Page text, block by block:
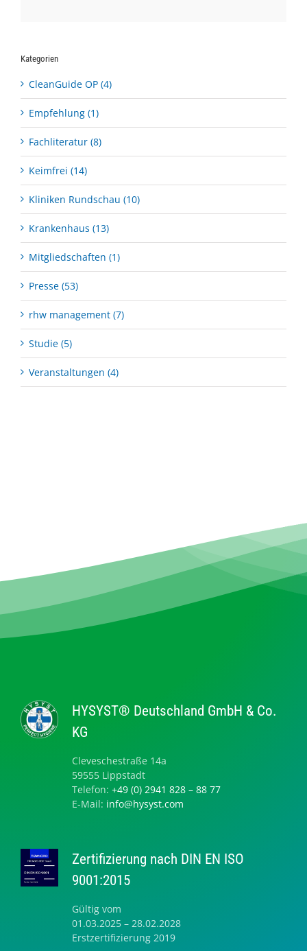
Kategorien
CleanGuide OP (4)
Empfehlung (1)
Fachliteratur (8)
Keimfrei (14)
Kliniken Rundschau (10)
Krankenhaus (13)
Mitgliedschaften (1)
Presse (53)
rhw management (7)
Studie (5)
Veranstaltungen (4)
HYSYST® Deutschland GmbH & Co.
KG
Cleveschestraße 14a
59555 Lippstadt
Telefon: +49 (0) 2941 828 – 88 77
E-Mail: info@hysyst.com
Zertifizierung nach DIN EN ISO
9001:2015
Gültig vom
01.03.2025 – 28.02.2028
Erstzertifizierung 2019